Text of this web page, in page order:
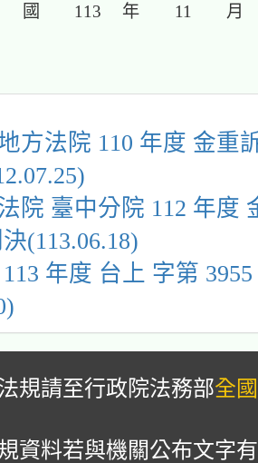
國 113 年 11
方法院 110 年度 金重
院 臺中分院 112 年度
(113.06.18)
年度 台上 字第
規請至行政院法務部全
資料若與機關公布文字